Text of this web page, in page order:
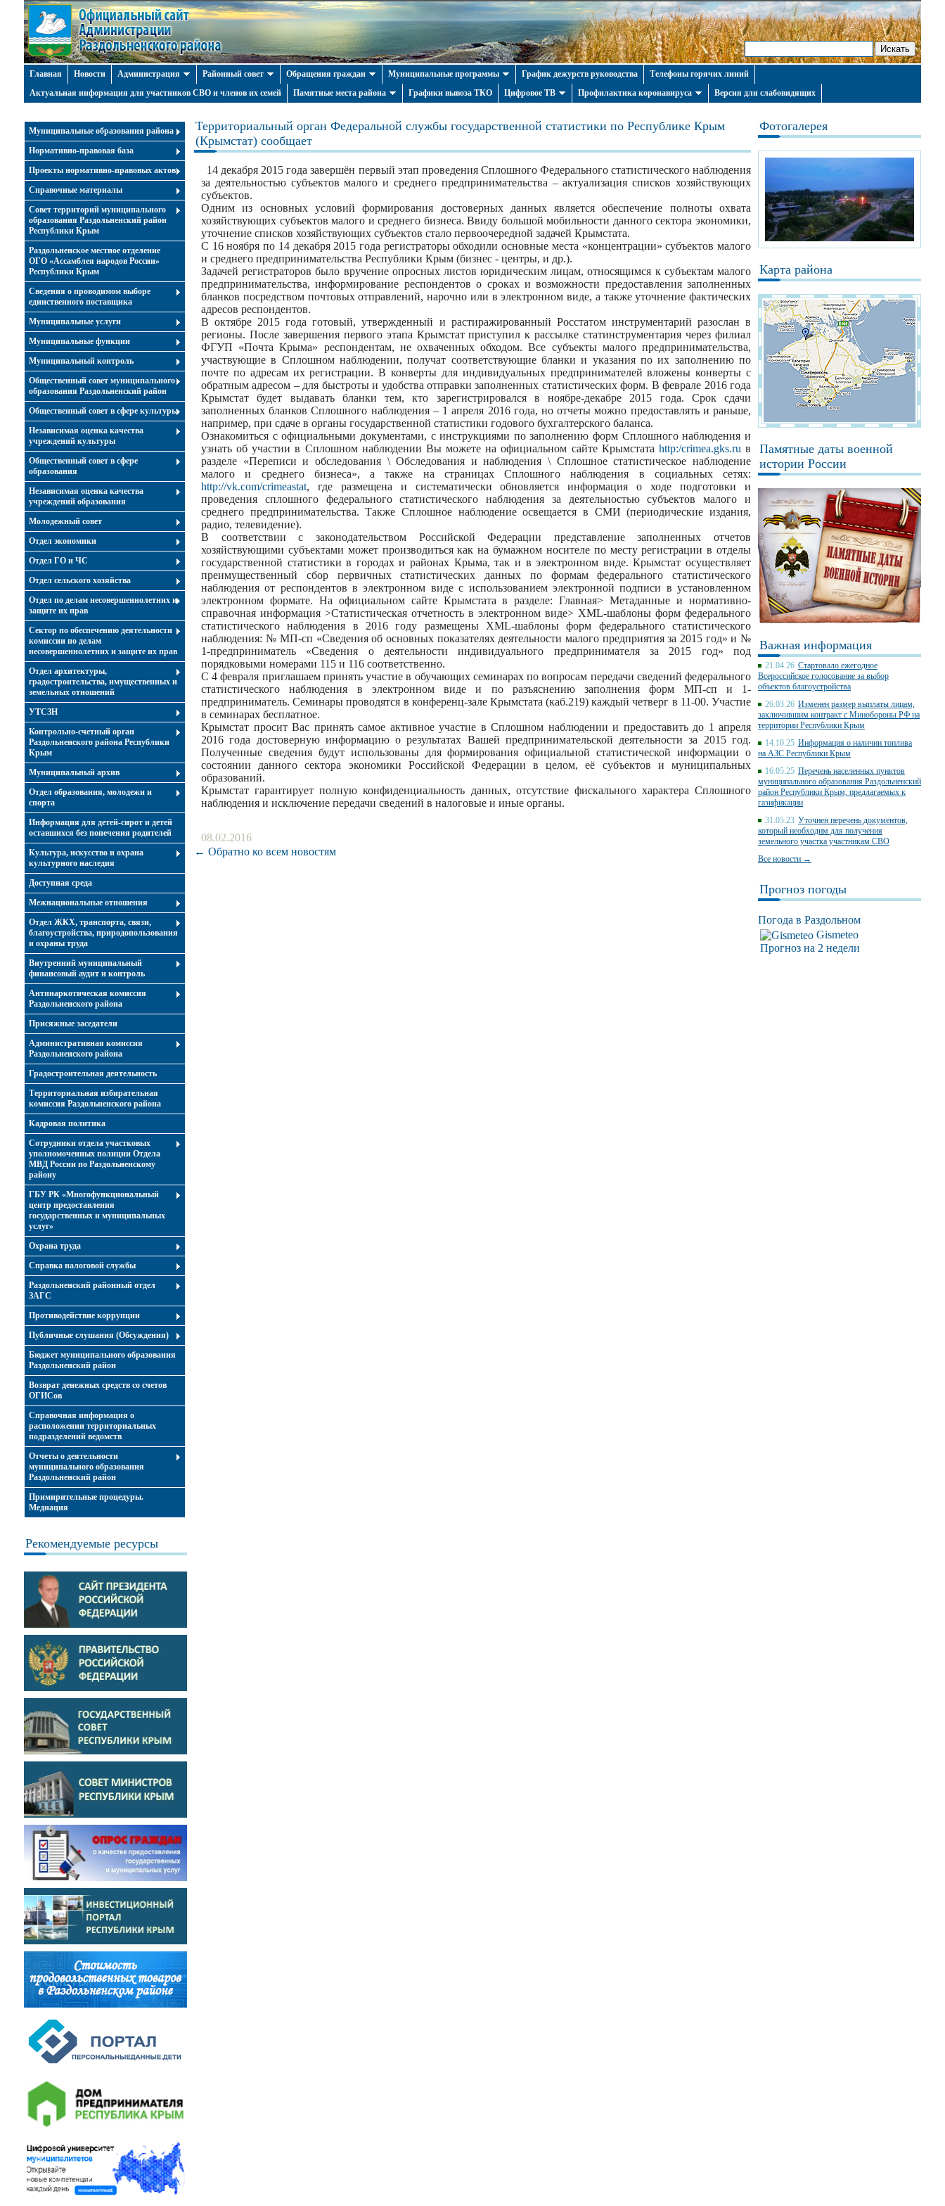
Главная Новости Администрация Районный совет Обращения граждан Муниципальные программы График дежурств руководства
Телефоны горячих линий
Актуальная информация для участников СВО и членов их семей
Памятные места района Графики вывоза ТКО Цифровое ТВ Профилактика коронавируса Версия для слабовидящих
Муниципальные образования района
Нормативно-правовая база
Проекты нормативно-правовых актов
Справочные материалы
Совет территорий муниципального
образования Раздольненский район
Республики Крым
Раздольненское местное отделение
ОГО «Ассамблея народов России»
Республики Крым
Cведения о проводимом выборе
единственного поставщика
Муниципальные услуги
Муниципальные функции
Муниципальный контроль
Общественный совет муниципального
образования Раздольненский район
Общественный совет в сфере культуры
Независимая оценка качества
учреждений культуры
Общественный совет в сфере
образования
Независимая оценка качества
учреждений образования
Молодежный совет
Отдел экономики
Отдел ГО и ЧС
Отдел сельского хозяйства
Отдел по делам несовершеннолетних и
защите их прав
Сектор по обеспечению деятельности
комиссии по делам
несовершеннолетних и защите их прав
Отдел архитектуры,
градостроительства, имущественных и
земельных отношений
УТСЗН
Контрольно-счетный орган
Раздольненского района Республики
Крым
Муниципальный архив
Отдел образования, молодежи и
спорта
Информация для детей-сирот и детей
оставшихся без попечения родителей
Культура, искусство и охрана
культурного наследия
Доступная среда
Межнациональные отношения
Отдел ЖКХ, транспорта, связи,
благоустройства, природопользования
и охраны труда
Внутренний муниципальный
финансовый аудит и контроль
Антинаркотическая комиссия
Раздольненского района
Присяжные заседатели
Административная комиссия
Раздольненского района
Градостроительная деятельность
Территориальная избирательная
комиссия Раздольненского района
Кадровая политика
Сотрудники отдела участковых
уполномоченных полиции Отдела
МВД России по Раздольненскому
району
ГБУ РК «Многофункциональный
центр предоставления
государственных и муниципальных
услуг»
Охрана труда
Справка налоговой службы
Раздольненский районный отдел
ЗАГС
Противодействие коррупции
Публичные слушания (Обсуждения)
Бюджет муниципального образования
Раздольненский район
Возврат денежных средств со счетов
ОГИСов
Справочная информация о
расположении территориальных
подразделений ведомств
Отчеты о деятельности
муниципального образования
Раздольненский район
Примирительные процедуры.
Медиация
Рекомендуемые ресурсы
Территориальный орган Федеральной службы государственной статистики по Республике Крым
(Крымстат) сообщает
14 декабря 2015 года завершён первый этап проведения Сплошного Федерального статистического наблюдения
за деятельностью субъектов малого и среднего предпринимательства – актуализация списков хозяйствующих
субъектов.
Одним из основных условий формирования достоверных данных является обеспечение полноты охвата
хозяйствующих субъектов малого и среднего бизнеса. Ввиду большой мобильности данного сектора экономики,
уточнение списков хозяйствующих субъектов стало первоочередной задачей Крымстата.
С 16 ноября по 14 декабря 2015 года регистраторы обходили основные места «концентрации» субъектов малого
и среднего предпринимательства Республики Крым (бизнес - центры, и др.).
Задачей регистраторов было вручение опросных листов юридическим лицам, относящимся к субъектам малого
предпринимательства, информирование респондентов о сроках и возможности предоставления заполненных
бланков посредством почтовых отправлений, нарочно или в электронном виде, а также уточнение фактических
адресов респондентов.
В октябре 2015 года готовый, утвержденный и растиражированный Росстатом инструментарий разослан в
регионы. После завершения первого этапа Крымстат приступил к рассылке статинструментария через филиал
ФГУП «Почта Крыма» респондентам, не охваченных обходом. Все субъекты малого предпринимательства,
участвующие в Сплошном наблюдении, получат соответствующие бланки и указания по их заполнению по
почте по адресам их регистрации. В конверты для индивидуальных предпринимателей вложены конверты с
обратным адресом – для быстроты и удобства отправки заполненных статистических форм. В феврале 2016 года
Крымстат будет выдавать бланки тем, кто зарегистрировался в ноябре-декабре 2015 года. Срок сдачи
заполненных бланков Сплошного наблюдения – 1 апреля 2016 года, но отчеты можно предоставлять и раньше,
например, при сдаче в органы государственной статистики годового бухгалтерского баланса.
Ознакомиться с официальными документами, с инструкциями по заполнению форм Сплошного наблюдения и
узнать об участии в Сплошном наблюдении Вы можете на официальном сайте Крымстата http:/crimea.gks.ru в
разделе «Переписи и обследования \ Обследования и наблюдения \ Сплошное статистическое наблюдение
малого и среднего бизнеса», а также на страницах Сплошного наблюдения в социальных сетях:
http://vk.com/crimeastat, где размещена и систематически обновляется информация о ходе подготовки и
проведения сплошного федерального статистического наблюдения за деятельностью субъектов малого и
среднего предпринимательства. Также Сплошное наблюдение освещается в СМИ (периодические издания,
радио, телевидение).
В соответствии с законодательством Российской Федерации представление заполненных отчетов
хозяйствующими субъектами может производиться как на бумажном носителе по месту регистрации в отделы
государственной статистики в городах и районах Крыма, так и в электронном виде. Крымстат осуществляет
преимущественный сбор первичных статистических данных по формам федерального статистического
наблюдения от респондентов в электронном виде с использованием электронной подписи в установленном
электронном формате. На официальном сайте Крымстата в разделе: Главная> Метаданные и нормативно-
справочная информация >Статистическая отчетность в электронном виде> XML-шаблоны форм федерального
статистического наблюдения в 2016 году размещены XML-шаблоны форм федерального статистического
наблюдения: № МП-сп «Сведения об основных показателях деятельности малого предприятия за 2015 год» и №
1-предприниматель «Сведения о деятельности индивидуального предпринимателя за 2015 год» под
порядковыми номерами 115 и 116 соответственно.
С 4 февраля приглашаем принять участие в обучающих семинарах по вопросам передачи сведений федерального
статистического наблюдения в электронном виде и по разъяснению заполнения форм МП-сп и 1-
предприниматель. Семинары проводятся в конференц-зале Крымстата (каб.219) каждый четверг в 11-00. Участие
в семинарах бесплатное.
Крымстат просит Вас принять самое активное участие в Сплошном наблюдении и предоставить до 1 апреля
2016 года достоверную информацию о результатах Вашей предпринимательской деятельности за 2015 год.
Полученные сведения будут использованы для формирования официальной статистической информации о
состоянии данного сектора экономики Российской Федерации в целом, её субъектов и муниципальных
образований.
Крымстат гарантирует полную конфиденциальность данных, отсутствие фискального характера Сплошного
наблюдения и исключение передачи сведений в налоговые и иные органы.
08.02.2016
← Обратно ко всем новостям
Фотогалерея
Карта района
Памятные даты военной
истории России
Важная информация
21.04.26 Стартовало ежегодное
Всероссийское голосование за выбор
объектов благоустройства
26.03.26 Изменен размер выплаты лицам,
заключившим контракт с Минобороны РФ на
территории Республики Крым
14.10.25 Информация о наличии топлива
на АЗС Республики Крым
16.05.25 Перечень населенных пунктов
муниципального образования Раздольненский
район Республики Крым, предлагаемых к
газификации
31.05.23 Уточнен перечень документов,
который необходим для получения
земельного участка участникам СВО
Все новости →
Прогноз погоды
Погода в Раздольном
Gismeteo
Прогноз на 2 недели